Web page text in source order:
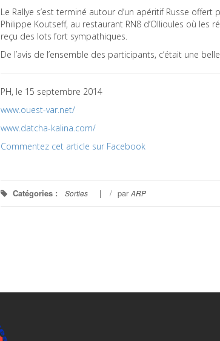
Le Rallye s’est terminé autour d’un apéritif Russe
Philippe Koutseff, au restaurant RN8 d’Ollioules où
reçu des lots fort sympathiques.
De l’avis de l’ensemble des participants, c’était une
PH, le 15 septembre 2014
www.ouest-var.net/
www.datcha-kalina.com/
Commentez cet article sur Facebook
Catégories : Sorties / parARP